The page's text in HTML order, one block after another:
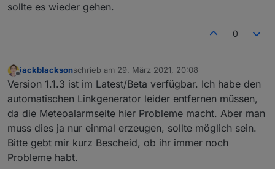
sollte es wieder gehen.
0
Offline
jackblacksonschrieb am 29. März 2021, 20:08
zuletzt editiert von
Version 1.1.3 ist im Latest/Beta verfügbar. Ich habe den
automatischen Linkgenerator leider entfernen müssen,
da die Meteoalarmseite hier Probleme macht. Aber man
muss dies ja nur einmal erzeugen, sollte möglich sein.
Bitte gebt mir kurz Bescheid, ob ihr immer noch
Probleme habt.